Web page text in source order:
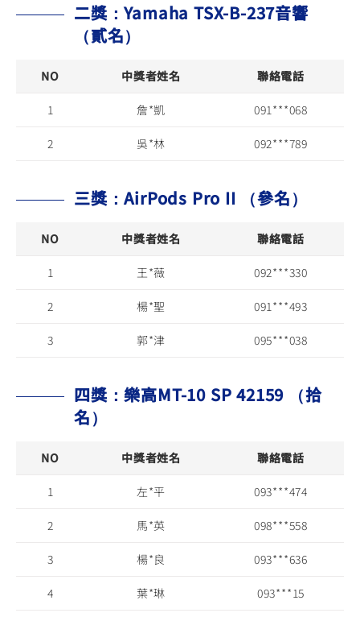
二獎：Yamaha TSX-B-237音響
（貳名）
NO 中獎者姓名 聯絡電話
1 詹*凱 091***068
2 吳*林 092***789
三獎：AirPods Pro II （參名）
NO 中獎者姓名 聯絡電話
1 王*薇 092***330
2 楊*聖 091***493
3 郭*津 095***038
四獎：樂高MT-10 SP 42159 （拾
名）
NO 中獎者姓名 聯絡電話
1 左*平 093***474
2 馬*英 098***558
3 楊*良 093***636
4 葉*琳 093***15